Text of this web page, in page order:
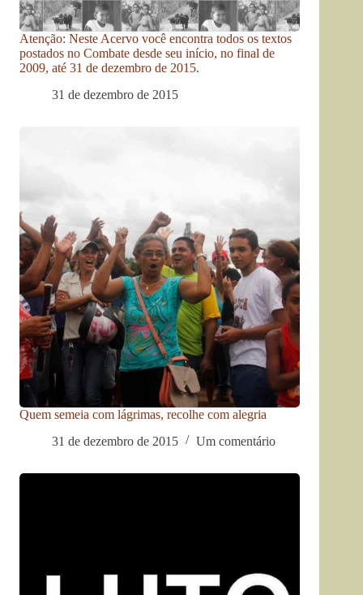
Atenção: Neste Acervo você encontra todos os textos
postados no Combate desde seu início, no final de
2009, até 31 de dezembro de 2015.
31 de dezembro de 2015
Quem semeia com lágrimas, recolhe com alegria
31 de dezembro de 2015
Um comentário